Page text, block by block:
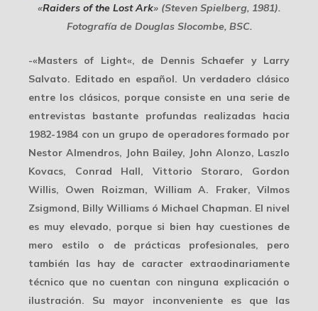
«Raiders of the Lost Ark» (Steven Spielberg, 1981).
Fotografía de Douglas Slocombe, BSC.
-«Masters of Light«, de Dennis Schaefer y Larry
Salvato. Editado en español. Un verdadero clásico
entre los clásicos, porque consiste en una serie de
entrevistas bastante profundas realizadas hacia
1982-1984 con un grupo de operadores formado por
Nestor Almendros, John Bailey, John Alonzo, Laszlo
Kovacs, Conrad Hall, Vittorio Storaro, Gordon
Willis, Owen Roizman, William A. Fraker, Vilmos
Zsigmond, Billy Williams ó Michael Chapman. El nivel
es muy elevado, porque si bien hay cuestiones de
mero estilo o de prácticas profesionales, pero
también las hay de caracter extraodinariamente
técnico que no cuentan con ninguna explicación o
ilustración. Su mayor inconveniente es que las